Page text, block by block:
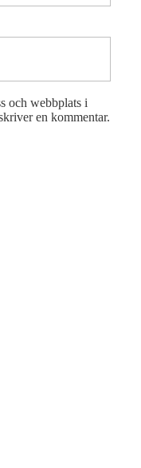
och webbplats i
en kommentar.